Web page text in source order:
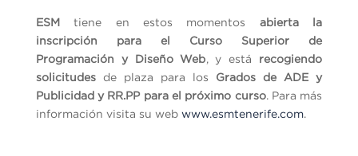
ESMtiene en estos momentos abierta la
inscripción para el Curso Superior de
Programación y Diseño Web, y está recogiendo
solicitudesde plaza para los Grados de ADE y
Publicidad y RR.PP para el próximo curso. Para más
información visita su web www.esmtenerife.com.